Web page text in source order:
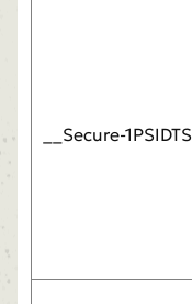
__Secure-1PSIDTS